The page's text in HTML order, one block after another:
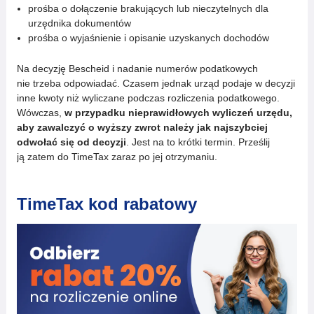
prośba o dołączenie brakujących lub nieczytelnych dla
urzędnika dokumentów
prośba o wyjaśnienie i opisanie uzyskanych dochodów
Na decyzję Bescheid i nadanie numerów podatkowych
nie trzeba odpowiadać. Czasem jednak urząd podaje w decyzji
inne kwoty niż wyliczane podczas rozliczenia podatkowego.
Wówczas, w przypadku nieprawidłowych wyliczeń urzędu,
aby zawalczyć o wyższy zwrot należy jak najszybciej
odwołać się od decyzji . Jest na to krótki termin. Prześlij
ją zatem do TimeTax zaraz po jej otrzymaniu.
TimeTax kod rabatowy